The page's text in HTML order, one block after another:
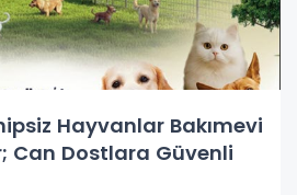
Hayvanlar Bakımevi
Can Dostlara Güvenli